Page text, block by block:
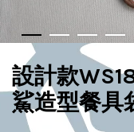
設計款
鯊造型餐具